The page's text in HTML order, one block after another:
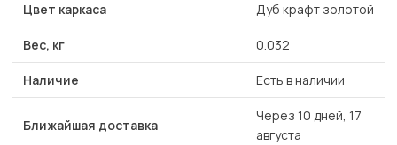
Цвет каркаса Дуб крафт золотой
Вес, кг 0.032
Наличие Есть в наличии
Ближайшая доставка
Через 10 дней, 17
августа